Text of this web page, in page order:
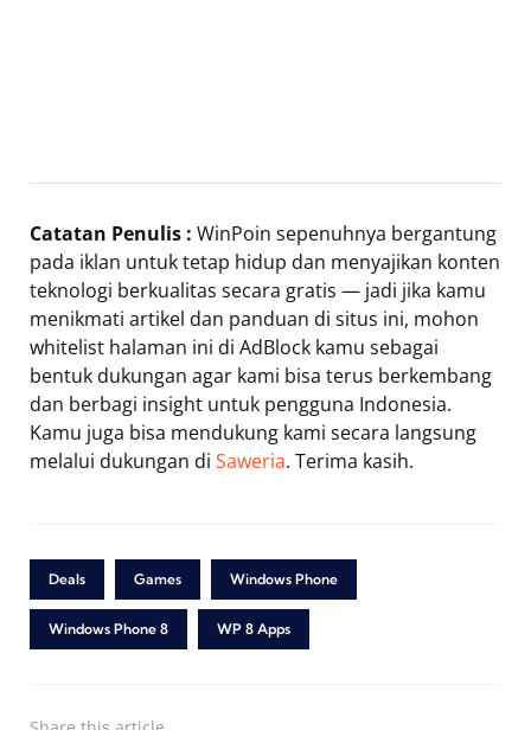
Catatan Penulis : WinPoin sepenuhnya bergantung
pada iklan untuk tetap hidup dan menyajikan konten
teknologi berkualitas secara gratis — jadi jika kamu
menikmati artikel dan panduan di situs ini, mohon
whitelist halaman ini di AdBlock kamu sebagai
bentuk dukungan agar kami bisa terus berkembang
dan berbagi insight untuk pengguna Indonesia.
Kamu juga bisa mendukung kami secara langsung
melalui dukungan di Saweria. Terima kasih.
Deals Games Windows Phone
Windows Phone 8 WP 8 Apps